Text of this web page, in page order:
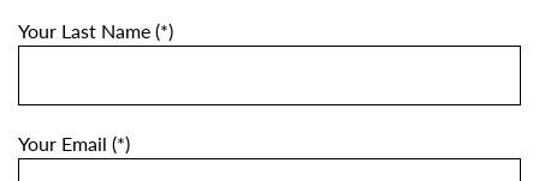
Your Last Name (*)
Your Email (*)